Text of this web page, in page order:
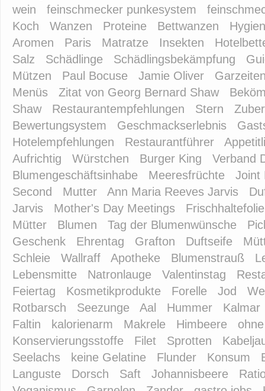
wein
feinschmecker punkesystem
Koch
Wanzen Proteine Bettwanzen
Aromen
Paris Matratze Insekten
Salz
Schädlinge Schädlingsbekämpfung
Mützen
Paul Bocuse Jamie Oliver
Menüs
Zitat von Georg Bernard Shaw
Shaw
Restaurantempfehlungen Stern
Bewertungsystem
Geschmackserlebnis
Hotelempfehlungen
Restaurantführer
Aufrichtig
Würstchen Burger King
Verband
Blumengeschäftsinhabe
Meeresfrüchte
Joint
Second
Mutter Ann Maria Reeves Jarvis
Jarvis
Mother's Day Meetings
Frischhaltefolie
Mütter
Blumen Tag der Blumenwünsche
Geschenk
Ehrentag Grafton Duftseife
Schleie
Wallraff Apotheke Blumenstrauß
Lebensmitte
Natronlauge Valentinstag
Feiertag
Kosmetikprodukte Forelle Jod
Rotbarsch
Seezunge Aal Hummer
Kalmar
Faltin
kalorienarm Makrele Himbeere
Konservierungsstoffe
Filet Sprotten
Seelachs
keine Gelatine Flunder Konsum
Languste
Dorsch Saft Johannisbeere